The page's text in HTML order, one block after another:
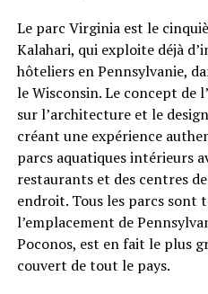
Le parc Virginia est le
Kalahari, qui exploite déjà
hôteliers en Pennsylvanie,
le Wisconsin. Le concept de
sur l’architecture et le
créant une expérience
parcs aquatiques intérieurs
restaurants et des centres
endroit. Tous les parcs sont
l’emplacement de
Poconos, est en fait le plus
couvert de tout le pays.